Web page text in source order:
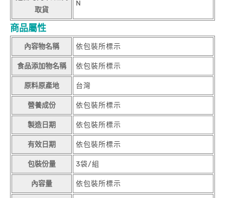
取貨
N
商品屬性
內容物名稱 依包裝所標示
食品添加物名稱 依包裝所標示
原料原產地 台灣
營養成份 依包裝所標示
製造日期 依包裝所標示
有效日期 依包裝所標示
包裝份量 3袋/組
內容量 依包裝所標示